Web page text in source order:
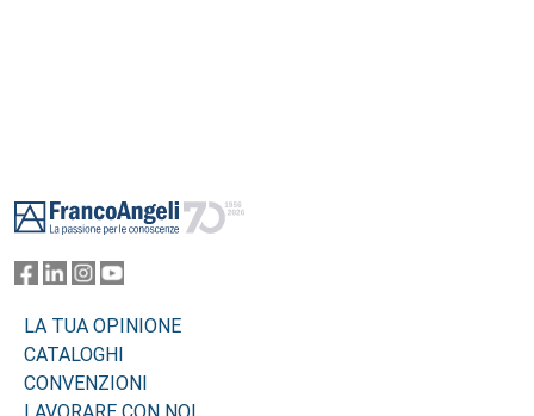
LA TUA OPINIONE
CATALOGHI
CONVENZIONI